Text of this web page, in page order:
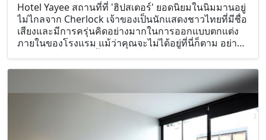
Hotel Yayee สถานที่ที่ 'ฮิปสเตอร์' ยอดนิยมในนิมมานอยู่
ไม่ไกลจาก Cherlock เจ้าของเป็นนักแสดงชาวไทยที่มีชื่อ
เสียงและมีการครุ่นคิดอย่างมากในการออกแบบตกแต่ง
ภายในของโรงแรม แม้ว่าคุณจะไม่ได้อยู่ที่นี่ก็ตาม อย่า